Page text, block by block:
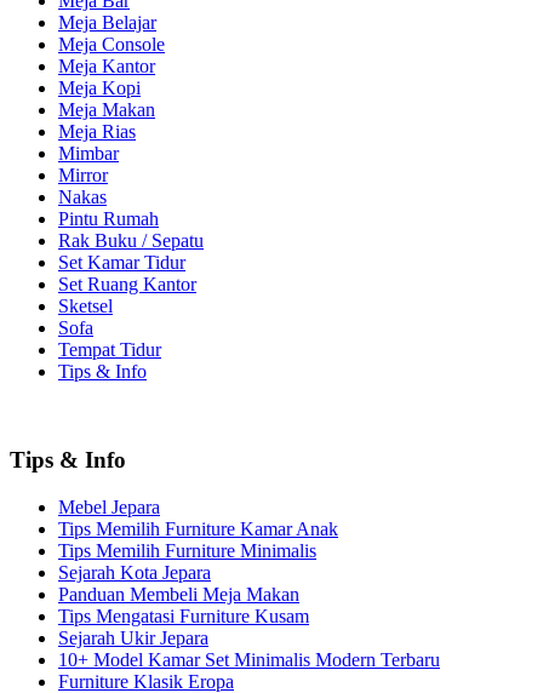
Meja Belajar
Meja Console
Meja Kantor
Meja Kopi
Meja Makan
Meja Rias
Mimbar
Mirror
Nakas
Pintu Rumah
Rak Buku / Sepatu
Set Kamar Tidur
Set Ruang Kantor
Sketsel
Sofa
Tempat Tidur
Tips & Info
Tips & Info
Mebel Jepara
Tips Memilih Furniture Kamar Anak
Tips Memilih Furniture Minimalis
Sejarah Kota Jepara
Panduan Membeli Meja Makan
Tips Mengatasi Furniture Kusam
Sejarah Ukir Jepara
10+ Model Kamar Set Minimalis Modern Terbaru
Furniture Klasik Eropa